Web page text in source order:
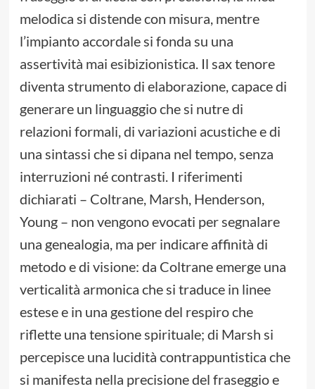
melodica si distende con misura, mentre
l’impianto accordale si fonda su una
assertività mai esibizionistica. Il sax tenore
diventa strumento di elaborazione, capace di
generare un linguaggio che si nutre di
relazioni formali, di variazioni acustiche e di
una sintassi che si dipana nel tempo, senza
interruzioni né contrasti. I riferimenti
dichiarati – Coltrane, Marsh, Henderson,
Young – non vengono evocati per segnalare
una genealogia, ma per indicare affinità di
metodo e di visione: da Coltrane emerge una
verticalità armonica che si traduce in linee
estese e in una gestione del respiro che
riflette una tensione spirituale; di Marsh si
percepisce una lucidità contrappuntistica che
si manifesta nella precisione del fraseggio e